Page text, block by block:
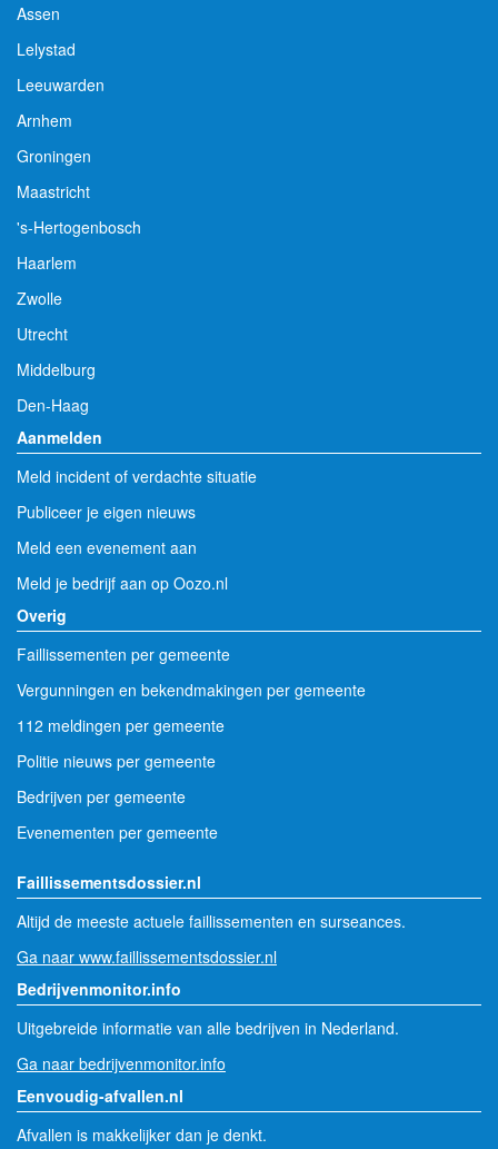
Assen
Lelystad
Leeuwarden
Arnhem
Groningen
Maastricht
's-Hertogenbosch
Haarlem
Zwolle
Utrecht
Middelburg
Den-Haag
Aanmelden
Meld incident of verdachte situatie
Publiceer je eigen nieuws
Meld een evenement aan
Meld je bedrijf aan op Oozo.nl
Overig
Faillissementen per gemeente
Vergunningen en bekendmakingen per gemeente
112 meldingen per gemeente
Politie nieuws per gemeente
Bedrijven per gemeente
Evenementen per gemeente
Faillissementsdossier.nl
Altijd de meeste actuele faillissementen en surseances.
Ga naar www.faillissementsdossier.nl
Bedrijvenmonitor.info
Uitgebreide informatie van alle bedrijven in Nederland.
Ga naar bedrijvenmonitor.info
Eenvoudig-afvallen.nl
Afvallen is makkelijker dan je denkt.